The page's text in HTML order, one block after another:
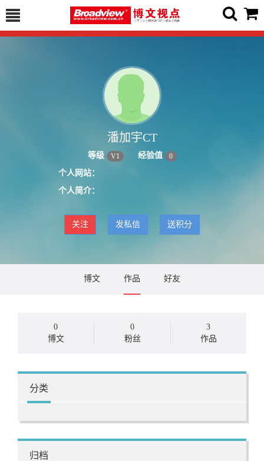
潘加宇CT
等级 V1 经验值 0
个人网站：
个人简介：
关注 发私信 送积分
博文 作品 好友
0
博文
0
粉丝
3
作品
分类
归档